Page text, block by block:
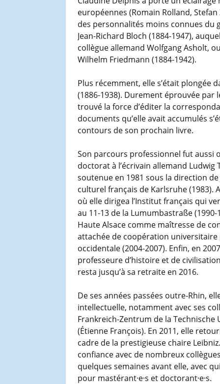
européennes (Romain Rolland,
des personnalités moins connues du
Jean-Richard Bloch (1884-1947),
collègue allemand Wolfgang Asholt,
Wilhelm Friedmann (1884-1942).
Plus récemment, elle s’était plongée
(1886-1938). Durement éprouvée par
trouvé la force d’éditer la
documents qu’elle avait accumulés
contours de son prochain livre.
Son parcours professionnel fut aussi
doctorat à l’écrivain allemand Ludwig
soutenue en 1981 sous la direction
culturel français de Karlsruhe (1983).
où elle dirigea l’Institut français qui
au 11-13 de la Lumumbastraße
Haute Alsace comme maîtresse de
attachée de coopération universitaire
occidentale (2004-2007). Enfin, en
professeure d’histoire et de
resta jusqu’à sa retraite en 2016.
De ses années passées outre-Rhin,
intellectuelle, notamment avec ses
Frankreich-Zentrum de la
(Étienne François). En 2011, elle
cadre de la prestigieuse chaire
confiance avec de nombreux
quelques semaines avant elle, avec
pour mastérant·e·s et doctorant·e·s.